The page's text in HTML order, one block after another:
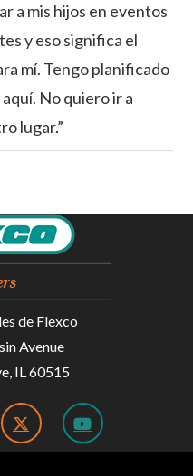
a mis hijos en eventos
y eso significa el
mí. Tengo planificado
No quiero ir a
lugar.”
de Flexco
Avenue
IL 60515